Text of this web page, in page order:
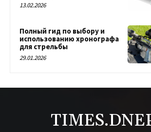
13.02.2026
Полный гид по выбору и
использованию хронографа
для стрельбы
29.01.2026